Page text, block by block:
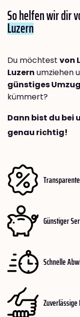
So helfen wir dir
Luzern
Du möchtest von
Luzern umziehen
günstiges
kümmert?
Dann bist du bei
genau richtig!
Günstiger
Schnelle